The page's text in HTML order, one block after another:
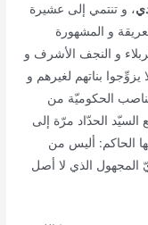
، و تنتمي إلى عشيرة
و المشهورة
و النجف الأشرف و
بناتهم لغيرهم و
الحكوميّة من
الحدّاد مرّة إلى
الحاكم: أليس من
المجهول الذي لا أصل